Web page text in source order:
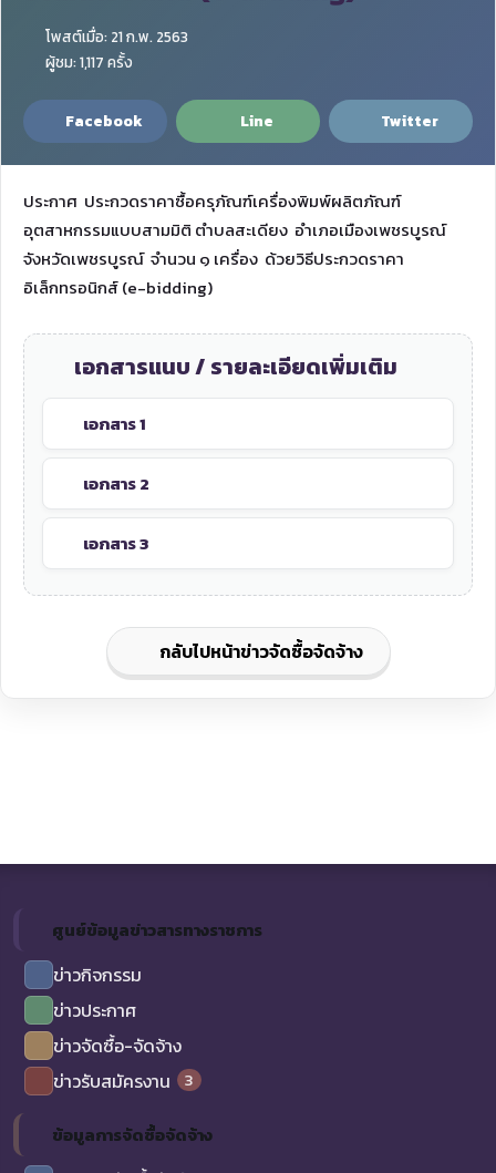
โพสต์เมื่อ: 21 ก.พ. 2563
ผู้ชม: 1,117 ครั้ง
Facebook Line Twitter
ประกาศ ประกวดราคาซื้อครุภัณฑ์เครื่องพิมพ์ผลิตภัณฑ์
อุตสาหกรรมแบบสามมิติ ตำบลสะเดียง อำเภอเมืองเพชรบูรณ์
จังหวัดเพชรบูรณ์ จำนวน ๑ เครื่อง ด้วยวิธีประกวดราคา
อิเล็กทรอนิกส์ (e-bidding)
เอกสารแนบ / รายละเอียดเพิ่มเติม
เอกสาร 1
เอกสาร 2
เอกสาร 3
กลับไปหน้าข่าวจัดซื้อจัดจ้าง
ศูนย์ข้อมูลข่าวสารทางราชการ
ข่าวกิจกรรม
ข่าวประกาศ
ข่าวจัดซื้อ-จัดจ้าง
ข่าวรับสมัครงาน
3
ข้อมูลการจัดซื้อจัดจ้าง